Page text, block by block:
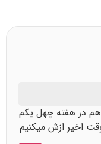
در هفته چهل یکم
اخیر ازش میکنیم